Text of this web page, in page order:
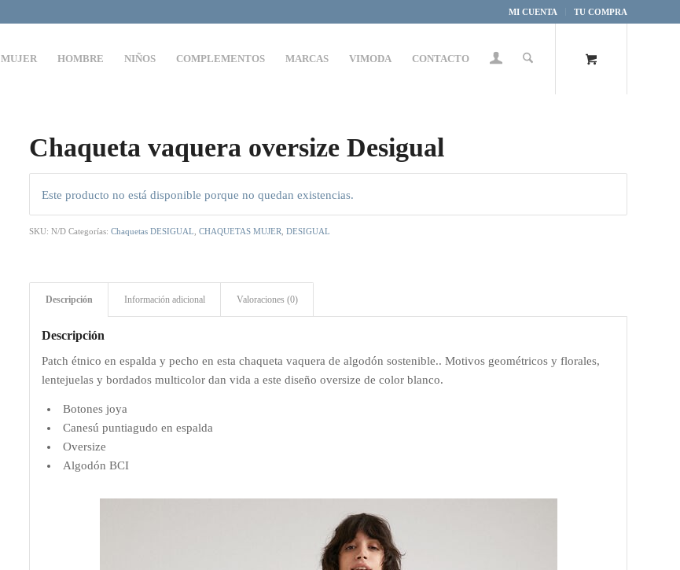
MI CUENTA TU COMPRA
MUJER HOMBRE NIÑOS COMPLEMENTOS MARCAS VIMODA CONTACTO
Chaqueta vaquera oversize Desigual
Este producto no está disponible porque no quedan existencias.
SKU:N/D Categorías:Chaquetas DESIGUAL ,CHAQUETAS MUJER ,DESIGUAL
Descripción Información adicional Valoraciones (0)
Descripción
Patch étnico en espalda y pecho en esta chaqueta vaquera de algodón sostenible.. Motivos geométricos y florales,
lentejuelas y bordados multicolor dan vida a este diseño oversize de color blanco.
Botones joya
Canesú puntiagudo en espalda
Oversize
Algodón BCI